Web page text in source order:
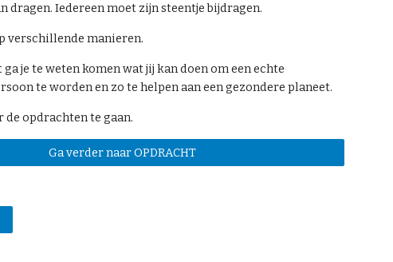
dragen. Iedereen moet zijn steentje bijdragen.
verschillende manieren.
ga je te weten komen wat jij kan doen om een echte
te worden en zo te helpen aan een gezondere planeet.
opdrachten te gaan.
Ga verder naar OPDRACHT